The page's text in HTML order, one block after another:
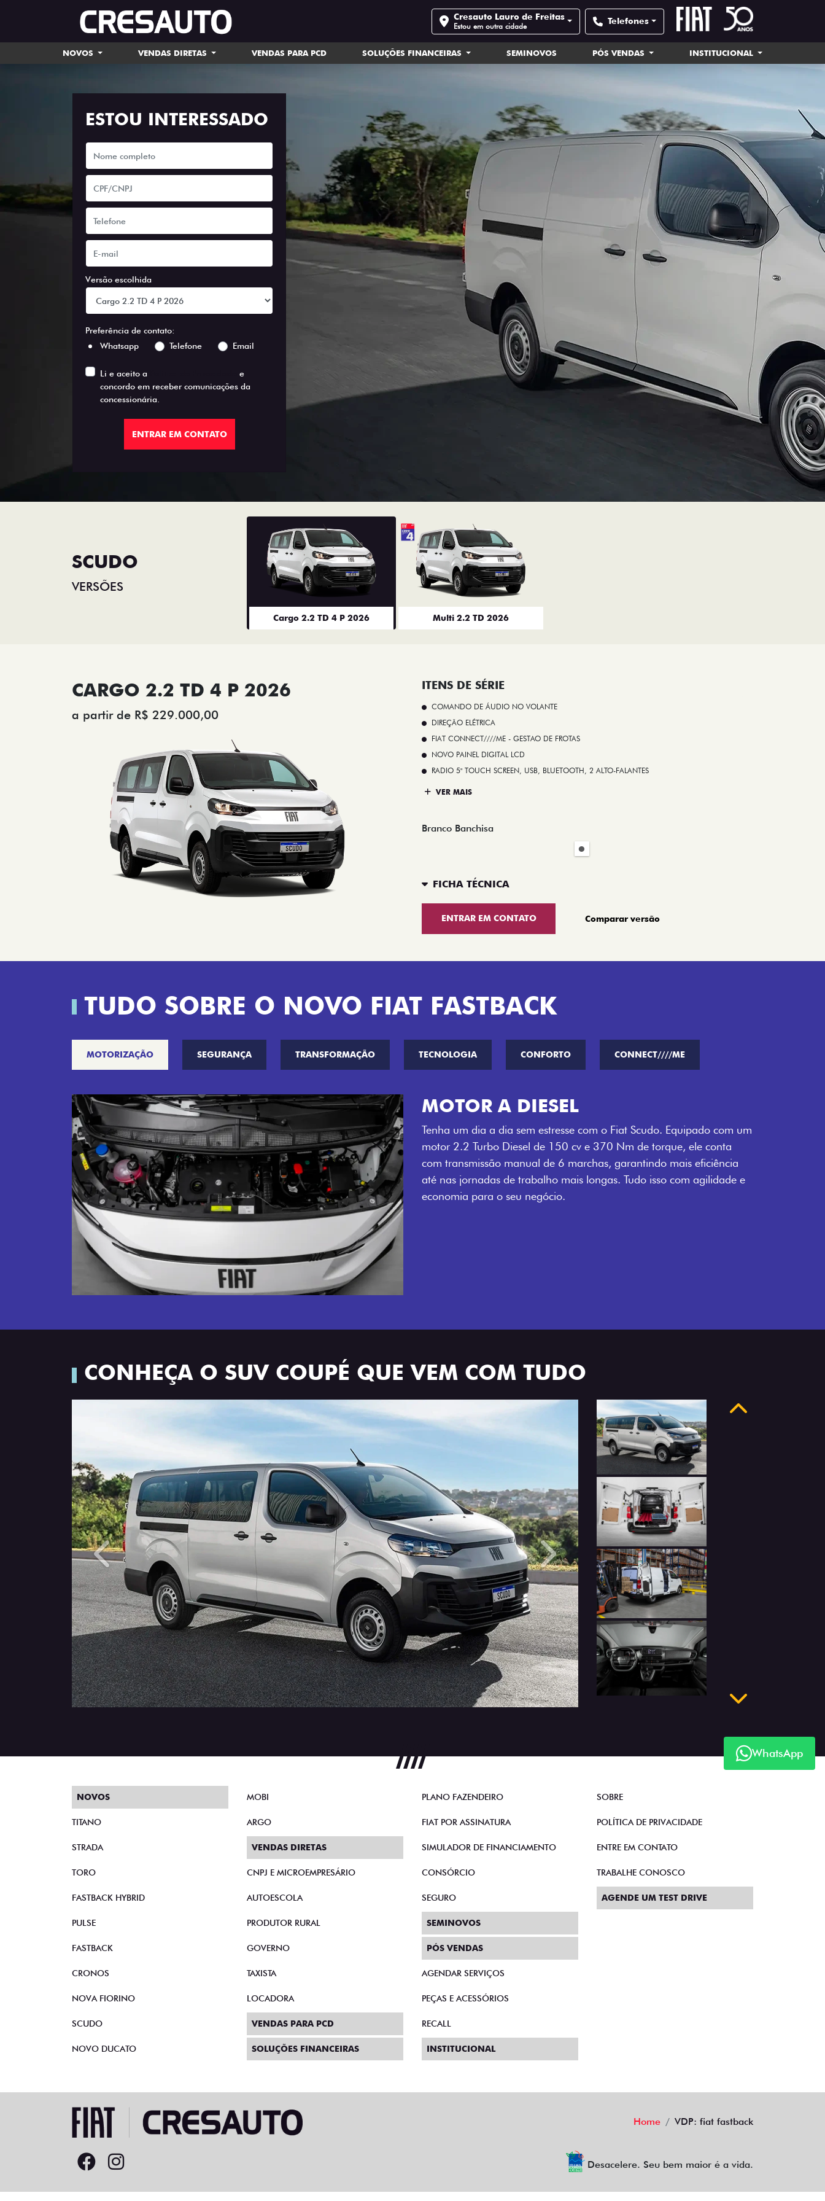
Cresauto Lauro de Freitas
Estou em outra cidade Telefones
NOVOS VENDAS DIRETAS VENDAS PARA PCD SOLUÇÕES FINANCEIRAS SEMINOVOS PÓS VENDAS INSTITUCIONAL
ESTOU INTERESSADO
Versão escolhida
Preferência de contato:
Whatsapp
Telefone Email
Li e aceito a
e
concordo em receber comunicações da
concessionária.
ENTRAR EM CONTATO
SCUDO
VERSÕES
Cargo 2.2 TD 4 P 2026 Multi 2.2 TD 2026
CARGO 2.2 TD 4 P 2026
a partir de R$ 229.000,00
ITENS DE SÉRIE
COMANDO DE ÁUDIO NO VOLANTE
DIREÇÃO ELÉTRICA
FIAT CONNECT////ME - GESTAO DE FROTAS
NOVO PAINEL DIGITAL LCD
RADIO 5" TOUCH SCREEN, USB, BLUETOOTH, 2 ALTO-FALANTES
VER MAIS
Branco Banchisa
FICHA TÉCNICA
ENTRAR EM CONTATO Comparar versão
TUDO SOBRE O NOVO FIAT FASTBACK
MOTORIZAÇÃO SEGURANÇA TRANSFORMAÇÃO TECNOLOGIA CONFORTO CONNECT////ME
MOTOR A DIESEL
Tenha um dia a dia sem estresse com o Fiat Scudo. Equipado com um
motor 2.2 Turbo Diesel de 150 cv e 370 Nm de torque, ele conta
com transmissão manual de 6 marchas, garantindo mais eficiência
até nas jornadas de trabalho mais longas. Tudo isso com agilidade e
economia para o seu negócio.
CONHEÇA O SUV COUPÉ QUE VEM COM TUDO
Anterior Próximo
Anterior
WhatsApp
NOVOS
TITANO
STRADA
TORO
FASTBACK HYBRID
PULSE
FASTBACK
CRONOS
NOVA FIORINO
SCUDO
NOVO DUCATO
MOBI
ARGO
VENDAS DIRETAS
CNPJ E MICROEMPRESÁRIO
AUTOESCOLA
PRODUTOR RURAL
GOVERNO
TAXISTA
LOCADORA
VENDAS PARA PCD
SOLUÇÕES FINANCEIRAS
PLANO FAZENDEIRO
FIAT POR ASSINATURA
SIMULADOR DE FINANCIAMENTO
CONSÓRCIO
SEGURO
SEMINOVOS
PÓS VENDAS
AGENDAR SERVIÇOS
PEÇAS E ACESSÓRIOS
RECALL
INSTITUCIONAL
SOBRE
POLÍTICA DE PRIVACIDADE
ENTRE EM CONTATO
TRABALHE CONOSCO
AGENDE UM TEST DRIVE
Home VDP: fiat fastback
Desacelere. Seu bem maior é a vida.